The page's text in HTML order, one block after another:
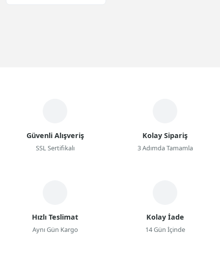
Güvenli Alışveriş
SSL Sertifikalı
Kolay Sipariş
3 Adımda Tamamla
Hızlı Teslimat
Aynı Gün Kargo
Kolay İade
14 Gün İçinde